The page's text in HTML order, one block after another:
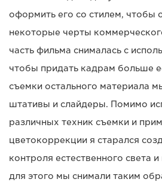
оформить его со стилем, чтобы
некоторые черты
часть фильма снималась с
чтобы придать кадрам больше
съемки остального материала
штативы и слайдеры. Помимо
различных техник съемки и
цветокоррекции я старался
контроля естественного света
для этого мы снимали таким